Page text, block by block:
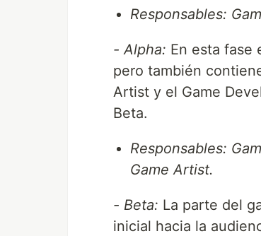
Responsables:
- Alpha: En esta fase
pero también
Artist y el Game
Beta.
Responsables:
Game Artist.
- Beta: La parte del
inicial hacia la